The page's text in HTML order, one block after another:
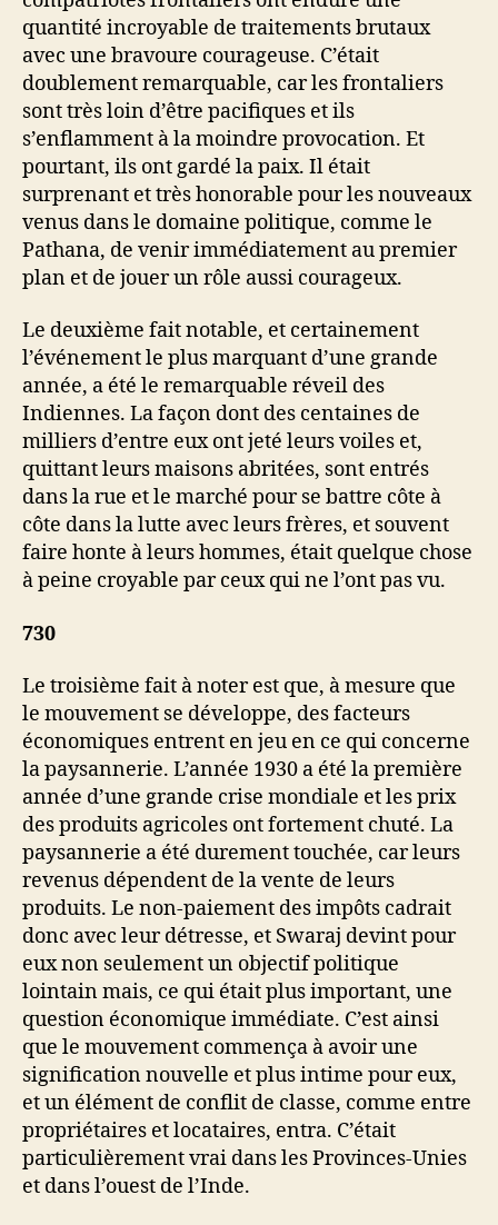
quantité incroyable de traitements brutaux
avec une bravoure courageuse. C’était
doublement remarquable, car les frontaliers
sont très loin d’être pacifiques et ils
s’enflamment à la moindre provocation. Et
pourtant, ils ont gardé la paix. Il était
surprenant et très honorable pour les nouveaux
venus dans le domaine politique, comme le
Pathana, de venir immédiatement au premier
plan et de jouer un rôle aussi courageux.
Le deuxième fait notable, et certainement
l’événement le plus marquant d’une grande
année, a été le remarquable réveil des
Indiennes. La façon dont des centaines de
milliers d’entre eux ont jeté leurs voiles et,
quittant leurs maisons abritées, sont entrés
dans la rue et le marché pour se battre côte à
côte dans la lutte avec leurs frères, et souvent
faire honte à leurs hommes, était quelque chose
à peine croyable par ceux qui ne l’ont pas vu.
730
Le troisième fait à noter est que, à mesure que
le mouvement se développe, des facteurs
économiques entrent en jeu en ce qui concerne
la paysannerie. L’année 1930 a été la première
année d’une grande crise mondiale et les prix
des produits agricoles ont fortement chuté. La
paysannerie a été durement touchée, car leurs
revenus dépendent de la vente de leurs
produits. Le non-paiement des impôts cadrait
donc avec leur détresse, et Swaraj devint pour
eux non seulement un objectif politique
lointain mais, ce qui était plus important, une
question économique immédiate. C’est ainsi
que le mouvement commença à avoir une
signification nouvelle et plus intime pour eux,
et un élément de conflit de classe, comme entre
propriétaires et locataires, entra. C’était
particulièrement vrai dans les Provinces-Unies
et dans l’ouest de l’Inde.